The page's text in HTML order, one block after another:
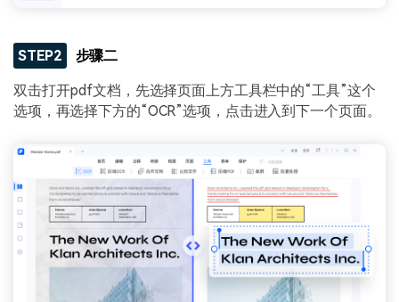
STEP2 步骤二
双击打开pdf文档，先选择页面上方工具栏中的“工具”这个
选项，再选择下方的“OCR”选项，点击进入到下一个页面。